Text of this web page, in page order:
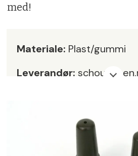
med!
Materiale: Plast/gummi
Leverandør: